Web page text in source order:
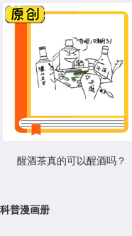
醒酒茶真的可以醒酒吗？
科普漫画册